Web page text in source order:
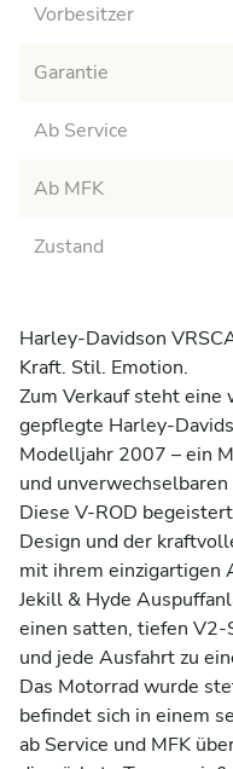
Vorbesitzer
Garantie
Ab Service
Ab MFK
Zustand
Harley-Davidson
Kraft. Stil. Emotion.
Zum Verkauf steht eine
gepflegte Harley-
Modelljahr 2007 – ein
und
Diese V-ROD
Design und der
mit ihrem
Jekill & Hyde
einen satten, tiefen V2-
und jede Ausfahrt zu
Das Motorrad wurde
befindet sich in einem
ab Service und MFK